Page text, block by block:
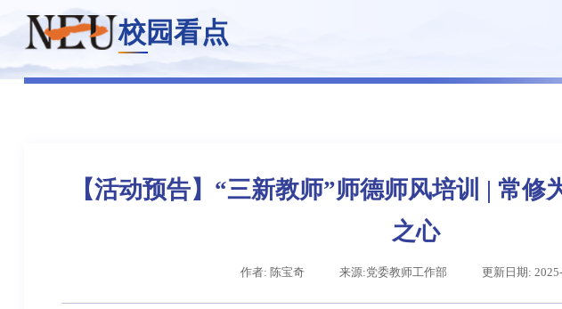
校园看点
【活动预告】“三新教师”师德师风培训 | 常修
之心
作者: 陈宝奇 来源:党委教师工作部 更新日期: